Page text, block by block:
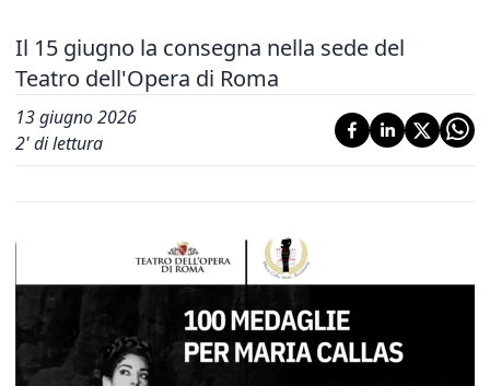
Il 15 giugno la consegna nella sede del
Teatro dell'Opera di Roma
13 giugno 2026
2' di lettura